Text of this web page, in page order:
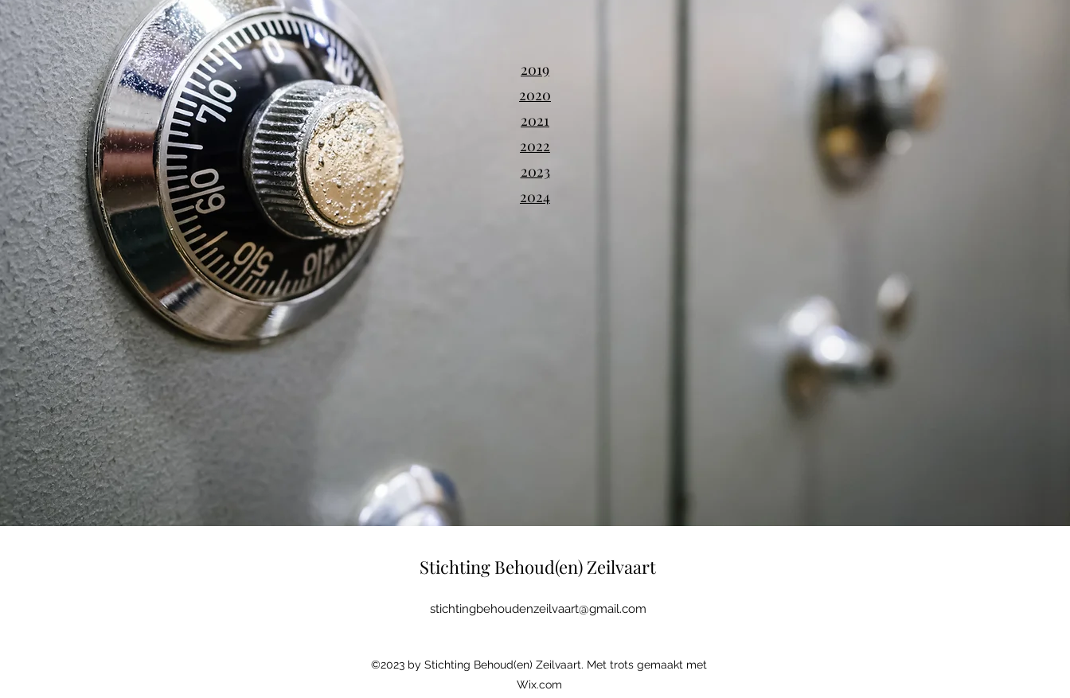
2019
2020
2021
2022
2023
2024
Stichting Behoud(en) Zeilvaart
stichtingbehoudenzeilvaart@gmail.com
©2023 by Stichting Behoud(en) Zeilvaart. Met trots gemaakt met
Wix.com